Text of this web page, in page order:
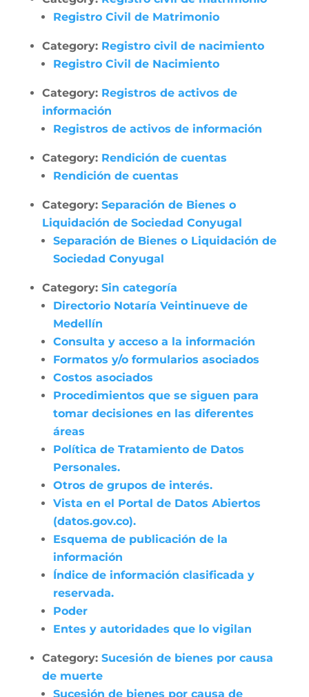
Registro Civil de Matrimonio
Category: Registro civil de nacimiento
Registro Civil de Nacimiento
Category: Registros de activos de
información
Registros de activos de información
Category: Rendición de cuentas
Rendición de cuentas
Category: Separación de Bienes o
Liquidación de Sociedad Conyugal
Separación de Bienes o Liquidación de
Sociedad Conyugal
Category: Sin categoría
Directorio Notaría Veintinueve de
Medellín
Consulta y acceso a la información
Formatos y/o formularios asociados
Costos asociados
Procedimientos que se siguen para
tomar decisiones en las diferentes
áreas
Política de Tratamiento de Datos
Personales.
Otros de grupos de interés.
Vista en el Portal de Datos Abiertos
(datos.gov.co).
Esquema de publicación de la
información
Índice de información clasificada y
reservada.
Poder
Entes y autoridades que lo vigilan
Category: Sucesión de bienes por causa
de muerte
Sucesión de bienes por causa de